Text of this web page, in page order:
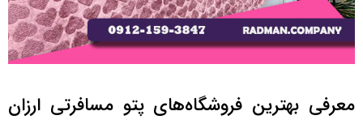
معرفی بهترین فروشگاه‌های پتو مسافرتی ارزان